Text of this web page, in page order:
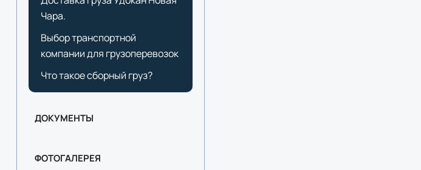
Чара.
Выбор транспортной
компании для грузоперевозок
Что такое сборный груз?
ДОКУМЕНТЫ
ФОТОГАЛЕРЕЯ